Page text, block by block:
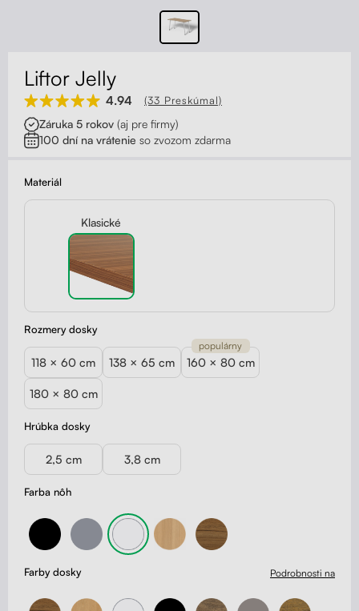
Stojany na monitor - Riser
Skrinky so zásuvkami a zásuvky
Akustické paravány
Opierky
Liftor Jelly
4.94 (33 Preskúmal)
Záruka 5 rokov (aj pre firmy)
100 dní na vrátenie so zvozom zdarma
Materiál
Klasické
Farba nôh
Hrúbka dosky
2,5 cm 3,8 cm
Rozmery dosky
118 × 60 cm 138 × 65 cm 160 × 80 cm
populárny
180 × 80 cm
Farby dosky Podrobnosti na